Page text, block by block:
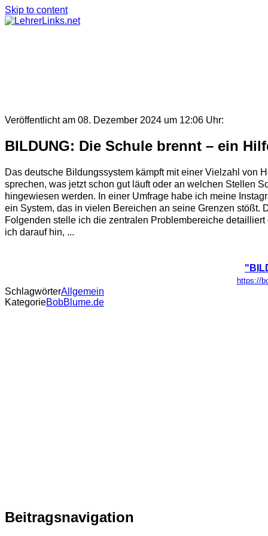
Skip to content
Veröffentlicht am 08. Dezember 2024 um 12:06 Uhr:
BILDUNG: Die Schule brennt – ein
Das deutsche Bildungssystem kämpft mit einer Vielzahl von
sprechen, was jetzt schon gut läuft oder an welchen Stellen
hingewiesen werden. In einer Umfrage habe ich meine
ein System, das in vielen Bereichen an seine Grenzen stößt.
Folgenden stelle ich die zentralen Problembereiche
ich darauf hin, ...
https://
SchlagwörterAllgemein
KategorieBobBlume.de
Beitragsnavigation